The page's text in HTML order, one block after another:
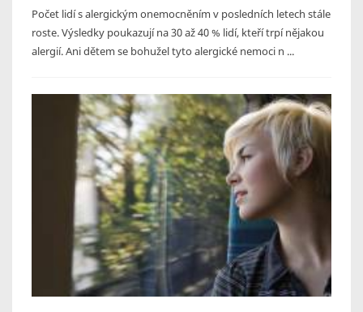
Počet lidí s alergickým onemocněním v posledních letech stále
roste. Výsledky poukazují na 30 až 40 % lidí, kteří trpí nějakou
alergií. Ani dětem se bohužel tyto alergické nemoci n ...